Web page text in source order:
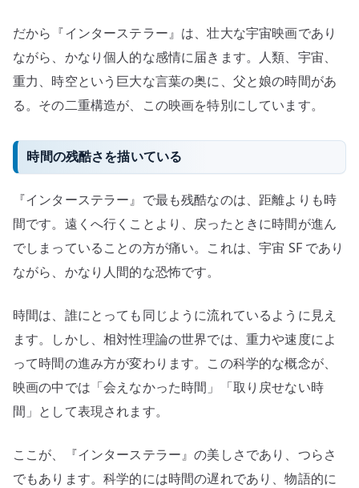
だから『インターステラー』は、壮大な宇宙映画であり
ながら、かなり個人的な感情に届きます。人類、宇宙、
重力、時空という巨大な言葉の奥に、父と娘の時間があ
る。その二重構造が、この映画を特別にしています。
時間の残酷さを描いている
『インターステラー』で最も残酷なのは、距離よりも時
間です。遠くへ行くことより、戻ったときに時間が進ん
でしまっていることの方が痛い。これは、宇宙 SF であり
ながら、かなり人間的な恐怖です。
時間は、誰にとっても同じように流れているように見え
ます。しかし、相対性理論の世界では、重力や速度によ
って時間の進み方が変わります。この科学的な概念が、
映画の中では「会えなかった時間」「取り戻せない時
間」として表現されます。
ここが、『インターステラー』の美しさであり、つらさ
でもあります。科学的には時間の遅れであり、物語的に